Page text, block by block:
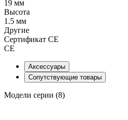
19 мм
Высота
1.5 мм
Другие
Сертификат CE
CE
Аксессуары
Сопутствующие товары
Модели серии (8)